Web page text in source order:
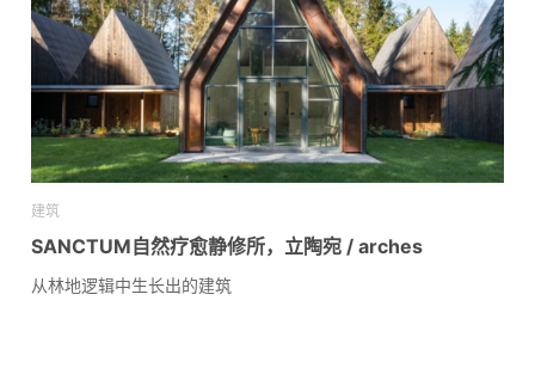
建筑
SANCTUM自然疗愈静修所，立陶宛 / arches
从林地逻辑中生长出的建筑